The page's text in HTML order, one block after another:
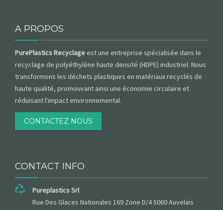
A PROPOS
PurePlastics Recyclageest une entreprise spécialisée dans le
recyclage de polyéthylène haute densité (HDPE) industriel. Nous
transformons les déchets plastiques en matériaux recyclés de
haute qualité, promouvant ainsi une économie circulaire et
réduisant l'impact environnemental.
CONTACTEZ NOUS
CONTACT INFO
Pureplastics Srl
Rue Des Glaces Nationales 169 Zone D/4 5060 Auvelais